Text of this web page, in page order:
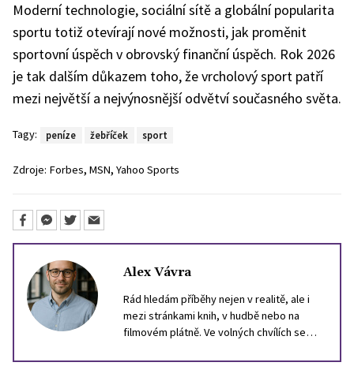
Moderní technologie, sociální sítě a globální popularita
sportu totiž otevírají nové možnosti, jak proměnit
sportovní úspěch v obrovský finanční úspěch. Rok 2026
je tak dalším důkazem toho, že vrcholový sport patří
mezi největší a nejvýnosnější odvětví současného světa.
Tagy: peníze žebříček sport
Zdroje: Forbes, MSN, Yahoo Sports
Alex Vávra
Rád hledám příběhy nejen v realitě, ale i
mezi stránkami knih, v hudbě nebo na
filmovém plátně. Ve volných chvílích se
Občas si dopřeju i herní zážitek, nejraději